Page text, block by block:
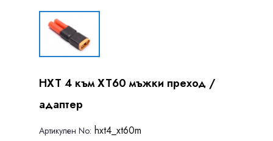
HXT 4 към XT60 мъжки преход /
адаптер
Артикулен Nо: hxt4_xt60m